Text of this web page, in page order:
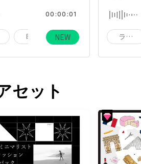
時計 アラーム
00:00:01
NEW ライフ
セット